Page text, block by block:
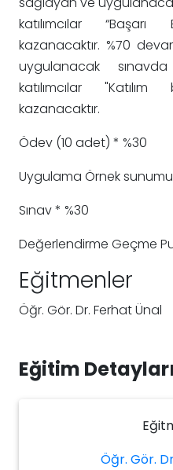
katılımcılar
kazanacaktır. %70
uygulanacak
katılımcılar
kazanacaktır.
Ödev (10 adet) * %30
Uygulama Örnek
Sınav * %30
Değerlendirme Geçme
Eğitmenler
Öğr. Gör. Dr. Ferhat Ünal
Eğitim
Öğr. Gör.